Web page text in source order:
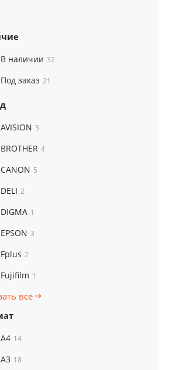
В наличии 32
Под заказ 21
AVISION 3
BROTHER 4
CANON 5
DELI 2
DIGMA 1
EPSON 3
Fplus 2
Fujifilm 1
все
А4 14
А3 18